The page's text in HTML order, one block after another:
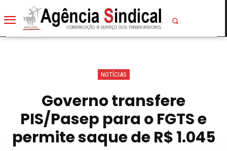
NOTÍCIAS
Governo transfere
PIS/Pasep para o FGTS e
permite saque de R$ 1.045